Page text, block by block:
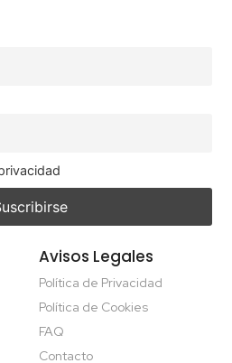
Avisos Legales
Política de Privacidad
Política de Cookies
FAQ
Contacto